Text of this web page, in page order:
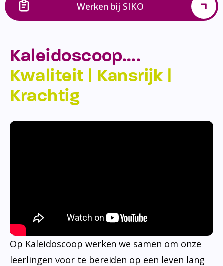
Werken bij SIKO
Kaleidoscoop….
Kwaliteit | Kansrijk |
Krachtig
Op Kaleidoscoop werken we samen om onze
leerlingen voor te bereiden op een leven lang